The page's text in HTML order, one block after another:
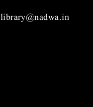
library@nadwa.in